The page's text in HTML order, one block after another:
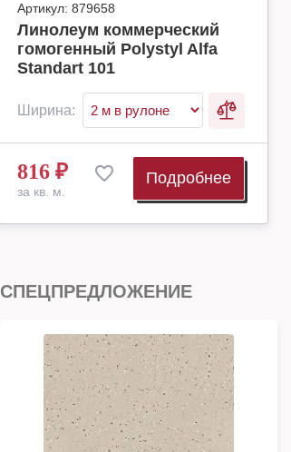
Артикул: 879658
Линолеум коммерческий
гомогенный Polystyl Alfa
Standart 101
Ширина:
816 ₽
за кв. м.
Подробнее
СПЕЦПРЕДЛОЖЕНИЕ